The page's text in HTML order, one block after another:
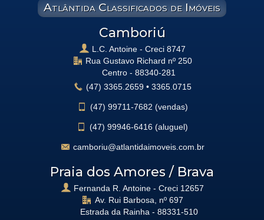
Atlântida Classificados de Imóveis
Camboriú
L.C. Antoine - Creci 8747
Rua Gustavo Richard nº 250
Centro - 88340-281
(47) 3365.2659 • 3365.0715
(47) 99711-7682 (vendas)
(47) 99946-6416 (aluguel)
camboriu@atlantidaimoveis.com.br
Praia dos Amores / Brava
Fernanda R. Antoine - Creci 12657
Av. Rui Barbosa, nº 697
Estrada da Rainha - 88331-510